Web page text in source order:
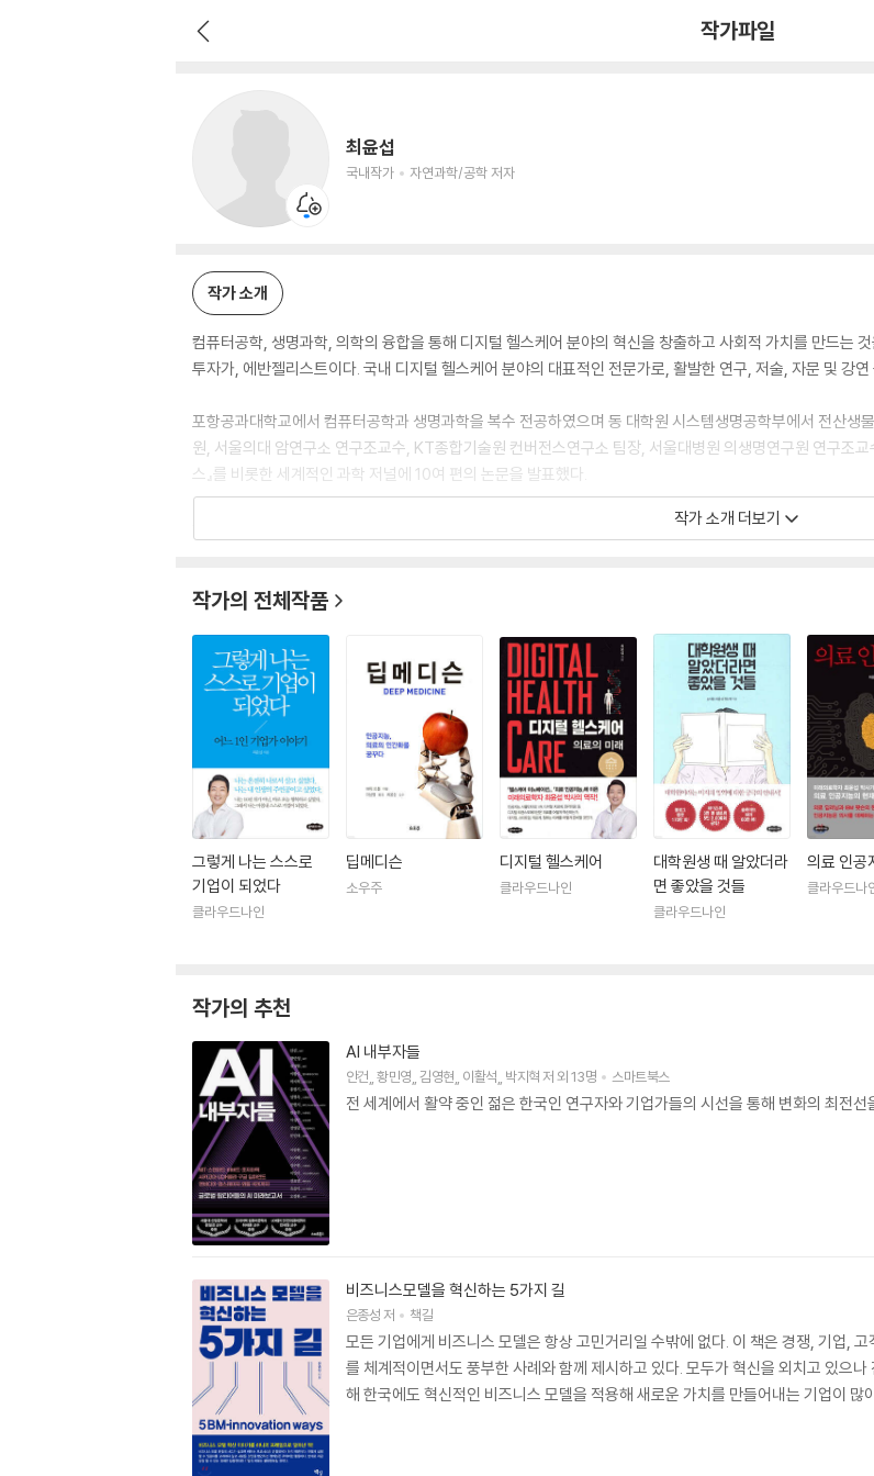
작가파일
최윤섭
국내작가 자연과학/공학 저자
작가 소개
컴퓨터공학, 생명과학, 의학의 융합을 통해 디지털 헬스케어 분야의 혁신을 창출하고 사회적 가치를 만드는
투자가, 에반젤리스트이다. 국내 디지털 헬스케어 분야의 대표적인 전문가로, 활발한 연구, 저술, 자문 및 강
포항공과대학교에서 컴퓨터공학과 생명과학을 복수 전공하였으며 동 대학원 시스템생명공학부에서 전산생
원, 서울의대 암연구소 연구조교수, KT종합기술원 컨버전스연구소 팀장, 서울대병원 의생명연구원 연구조
스』를 비롯한 세계적인 과학 저널에 10여 편의 논문을 발표했다.
국내 최초로 디지털 헬스케어를 본격적으로 연구하는 연구소인 ‘최윤섭 디지털 헬스케어 연구소’를 설립하
이기도 하다.
뷰노, 쓰리빌리언, 서지컬마인드, 닥터다이어리, 메디히어, 모바일닥터, 마보, 케어투게더 등의 디지털 헬스
혁신을 만들어내기 위해 노력하고 있다. 국내 최초의 디지털 헬스케어 전문 블로그 『최윤섭의 헬스케어 이노베
한 바 있다. 저서로 『헬스케어 이노베이션: 이미 시작된 미래』, 『의료 인공지능』, 『그렇게 나는 스스로 기업이
작가 소개 더보기
작가의 전체작품
그렇게 나는 스스로
기업이 되었다
클라우드나인
딥메디슨
소우주
디지털 헬스케어
클라우드나인
대학원생 때 알았더라
면 좋았을 것들
클라우드나인
의료 인공
클라우드나
작가의 추천
AI 내부자들
안건 황민영 김영현 이활석 박지혁저외 13명 스마트북스
전 세계에서 활약 중인 젊은 한국인 연구자와 기업가들의 시선을 통해 변화의 최전선
비즈니스모델을 혁신하는 5가지 길
은종성저 책길
모든 기업에게 비즈니스 모델은 항상 고민거리일 수밖에 없다. 이 책은 경쟁, 기업,
를 체계적이면서도 풍부한 사례와 함께 제시하고 있다. 모두가 혁신을 외치고 있으
해 한국에도 혁신적인 비즈니스 모델을 적용해 새로운 가치를 만들어내는 기업이 많